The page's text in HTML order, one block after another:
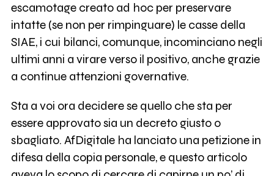
escamotage creato ad hoc per preservare
intatte (se non per rimpinguare) le casse della
SIAE, i cui bilanci, comunque, incominciano negli
ultimi anni a virare verso il positivo, anche grazie
a continue attenzioni governative.
Sta a voi ora decidere se quello che sta per
essere approvato sia un decreto giusto o
sbagliato. AfDigitale ha lanciato una petizione in
difesa della copia personale, e questo articolo